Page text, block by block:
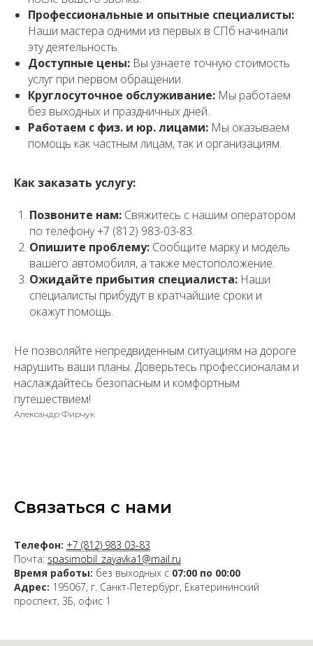
Профессиональные и опытные специалисты:
Наши мастера одними из первых в СПб начинали
эту деятельность.
Доступные цены: Вы узнаете точную стоимость
услуг при первом обращении.
Круглосуточное обслуживание: Мы работаем
без выходных и праздничных дней.
Работаем с физ. и юр. лицами: Мы оказываем
помощь как частным лицам, так и организациям.
Как заказать услугу:
Позвоните нам: Свяжитесь с нашим оператором
по телефону +7 (812) 983-03-83.
Опишите проблему: Сообщите марку и модель
вашего автомобиля, а также местоположение.
Ожидайте прибытия специалиста: Наши
специалисты прибудут в кратчайшие сроки и
окажут помощь.
Не позволяйте непредвиденным ситуациям на дороге
нарушить ваши планы. Доверьтесь профессионалам и
наслаждайтесь безопасным и комфортным
путешествием!
Александр Фирчук
Связаться с нами
Телефон: +7 (812) 983 03-83
Почта: spasimobil_zayavka1@mail.ru
Время работы: без выходных с 07:00 по 00:00
Адрес: 195067, г. Санкт-Петербург, Екатерининский
проспект, 3Б, офис 1